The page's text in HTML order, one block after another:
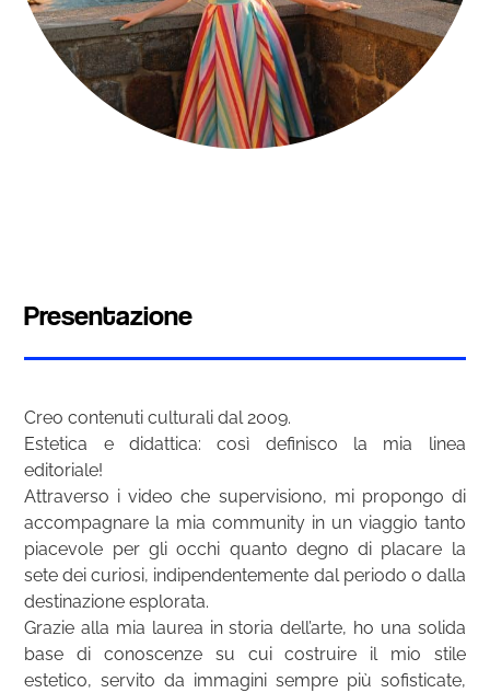
Presentazione
Creo contenuti culturali dal 2009.
Estetica e didattica: così definisco la mia linea
editoriale!
Attraverso i video che supervisiono, mi propongo di
accompagnare la mia community in un viaggio tanto
piacevole per gli occhi quanto degno di placare la
sete dei curiosi, indipendentemente dal periodo o dalla
destinazione esplorata.
Grazie alla mia laurea in storia dell’arte, ho una solida
base di conoscenze su cui costruire il mio stile
estetico, servito da immagini sempre più sofisticate,